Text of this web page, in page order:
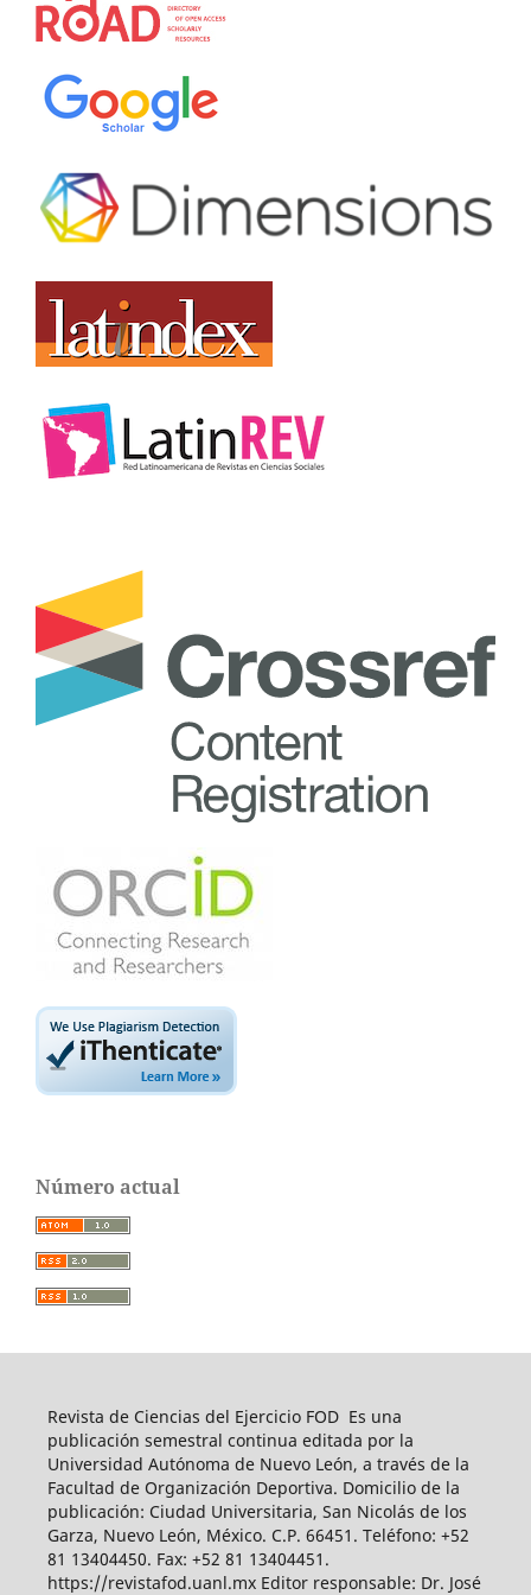
Número actual
Revista de Ciencias del Ejercicio FOD Es una
publicación semestral continua editada por la
Universidad Autónoma de Nuevo León, a través de la
Facultad de Organización Deportiva. Domicilio de la
publicación: Ciudad Universitaria, San Nicolás de los
Garza, Nuevo León, México. C.P. 66451. Teléfono: +52
81 13404450. Fax: +52 81 13404451.
https://revistafod.uanl.mx Editor responsable: Dr. José